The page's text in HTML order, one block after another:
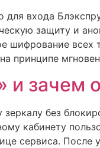
входа
защиту и
шифрование
принципе
и зачем
без
кабинету
сервиса.